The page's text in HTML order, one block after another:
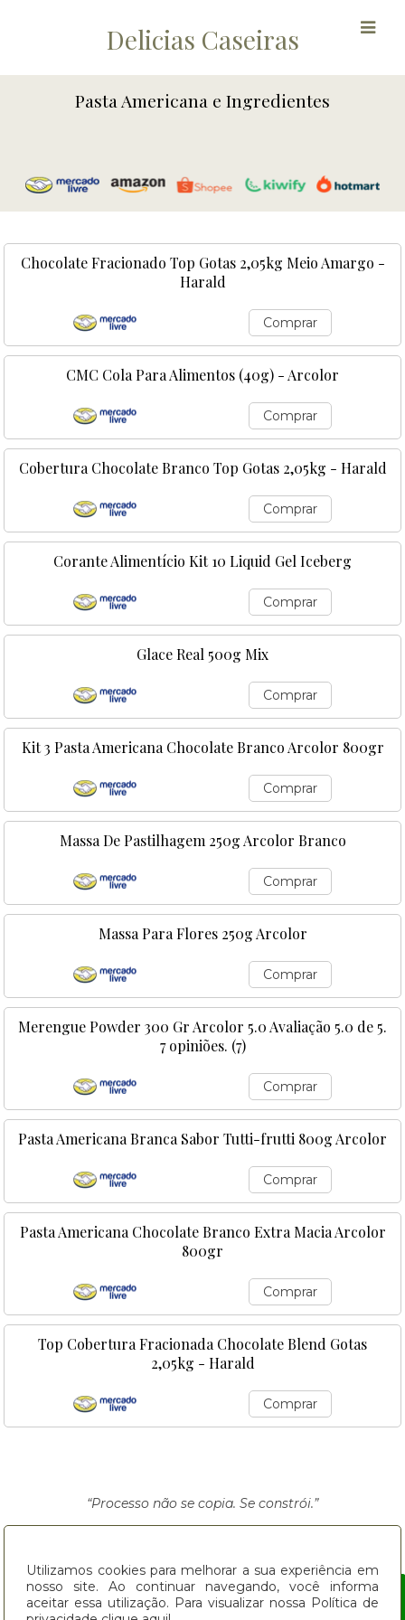
Delicias Caseiras
Pasta Americana e Ingredientes
Chocolate Fracionado Top Gotas 2,05kg Meio Amargo -
Harald
Comprar
CMC Cola Para Alimentos (40g) - Arcolor
Comprar
Cobertura Chocolate Branco Top Gotas 2,05kg - Harald
Comprar
Corante Alimentício Kit 10 Liquid Gel Iceberg
Comprar
Glace Real 500g Mix
Comprar
Kit 3 Pasta Americana Chocolate Branco Arcolor 800gr
Comprar
Massa De Pastilhagem 250g Arcolor Branco
Comprar
Massa Para Flores 250g Arcolor
Comprar
Merengue Powder 300 Gr Arcolor 5.0 Avaliação 5.0 de 5.
7 opiniões. (7)
Comprar
Pasta Americana Branca Sabor Tutti-frutti 800g Arcolor
Comprar
Pasta Americana Chocolate Branco Extra Macia Arcolor
800gr
Comprar
Top Cobertura Fracionada Chocolate Blend Gotas
2,05kg - Harald
Comprar
“Processo não se copia. Se constrói.”
Youtube Instagram
Utilizamos cookies para melhorar a sua experiência em
nosso site. Ao continuar navegando, você informa
aceitar essa utilização. Para visualizar nossa Política de